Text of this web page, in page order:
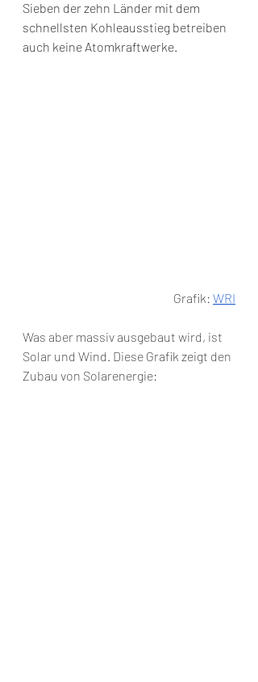
Sieben der zehn Länder mit dem
schnellsten Kohleausstieg betreiben
auch keine Atomkraftwerke.
Grafik: WRI
Was aber massiv ausgebaut wird, ist
Solar und Wind. Diese Grafik zeigt den
Zubau von Solarenergie: